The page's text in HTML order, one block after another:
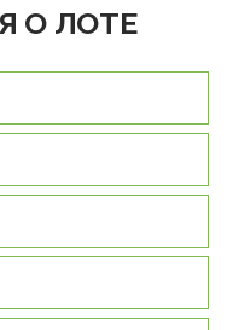
О ЛОТЕ